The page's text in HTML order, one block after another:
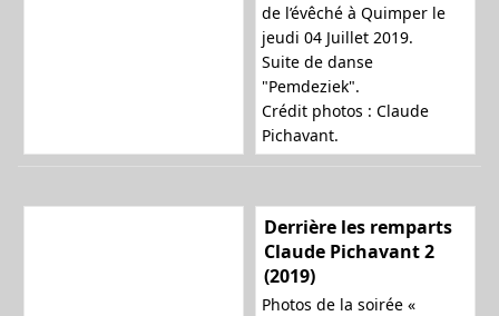
de l’évêché à Quimper le
jeudi 04 Juillet 2019.
Suite de danse
"Pemdeziek".
Crédit photos : Claude
Pichavant.
Derrière les remparts
Claude Pichavant 2
(2019)
Photos de la soirée «